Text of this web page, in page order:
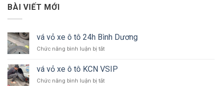
BÀI VIẾT MỚI
vá vỏ xe ô tô 24h Bình Dương
Chức năng bình luận bị tắtở
vỏ
xe
ô
vá vỏ xe ô tô KCN VSIP
Chức năng bình luận bị tắtở